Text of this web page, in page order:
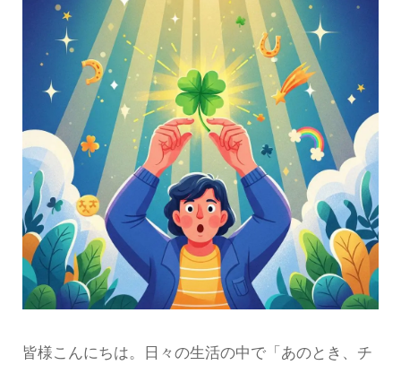
皆様こんにちは。日々の生活の中で「あのとき、チ